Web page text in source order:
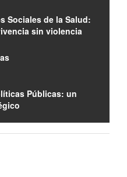
Sociales de la Salud:
sin violencia
Públicas: un